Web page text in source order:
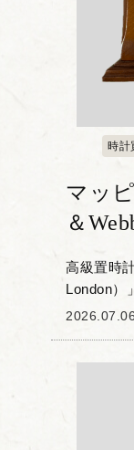
時計
マッ
＆
高級置時
London）
店「マッ
2026.07.06